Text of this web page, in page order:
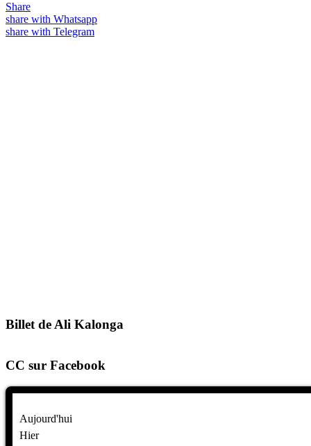
Share
share with Whatsapp
share with Telegram
Billet de Ali Kalonga
CC sur Facebook
Aujourd'hui
Hier